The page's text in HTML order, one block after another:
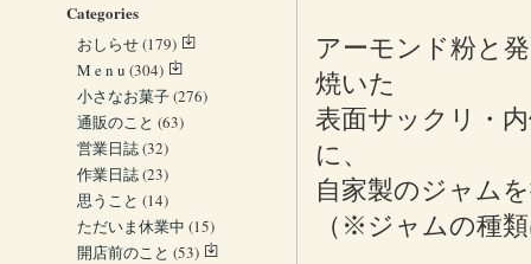
アーモンド粉と
焼いた
表面サックリ・
に、
自家製のジャム
（※ジャムの種
Categories
おしらせ(179)
M e n u (304)
小さなお菓子(276)
通販のこと (63)
営業日誌(32)
作業日誌(23)
思うこと (14)
ただいま休業中 (15)
開店前のこと (53)